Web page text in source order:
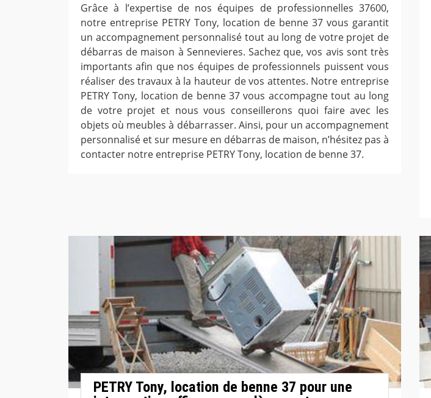
Grâce à l’expertise de nos équipes de professionnelles 37600,
notre entreprise PETRY Tony, location de benne 37 vous garantit
un accompagnement personnalisé tout au long de votre projet de
débarras de maison à Sennevieres. Sachez que, vos avis sont très
importants afin que nos équipes de professionnels puissent vous
réaliser des travaux à la hauteur de vos attentes. Notre entreprise
PETRY Tony, location de benne 37 vous accompagne tout au long
de votre projet et nous vous conseillerons quoi faire avec les
objets où meubles à débarrasser. Ainsi, pour un accompagnement
personnalisé et sur mesure en débarras de maison, n’hésitez pas à
contacter notre entreprise PETRY Tony, location de benne 37.
PETRY Tony, location de benne 37 pour une